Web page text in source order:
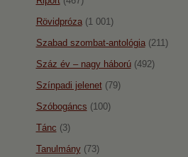
Rövidpróza(1 001)
Szabad szombat-antológia(211)
Száz év – nagy háború(492)
Színpadi jelenet(79)
Szóbogáncs (100)
Tánc (3)
Tanulmány(73)